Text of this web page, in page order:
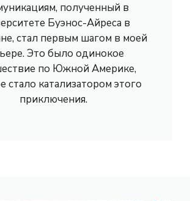
полученный в
Буэнос-Айреса в
стал первым шагом в моей
Это было одинокое
по Южной Америке,
стало катализатором этого
приключения.